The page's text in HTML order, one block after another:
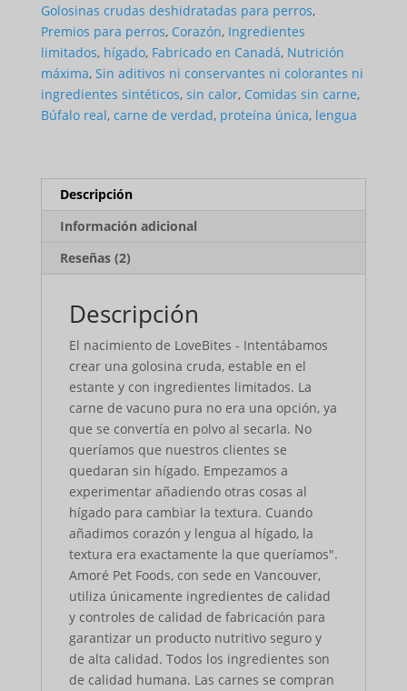
Golosinas crudas deshidratadas para perros,
Premios para perros, Corazón, Ingredientes
limitados, hígado, Fabricado en Canadá, Nutrición
máxima, Sin aditivos ni conservantes ni colorantes ni
ingredientes sintéticos, sin calor, Comidas sin carne,
Búfalo real, carne de verdad, proteína única, lengua
Descripción
Información adicional
Reseñas (2)
Descripción
El nacimiento de LoveBites - Intentábamos
crear una golosina cruda, estable en el
estante y con ingredientes limitados. La
carne de vacuno pura no era una opción, ya
que se convertía en polvo al secarla. No
queríamos que nuestros clientes se
quedaran sin hígado. Empezamos a
experimentar añadiendo otras cosas al
hígado para cambiar la textura. Cuando
añadimos corazón y lengua al hígado, la
textura era exactamente la que queríamos".
Amoré Pet Foods, con sede en Vancouver,
utiliza únicamente ingredientes de calidad
y controles de calidad de fabricación para
garantizar un producto nutritivo seguro y
de alta calidad. Todos los ingredientes son
de calidad humana. Las carnes se compran